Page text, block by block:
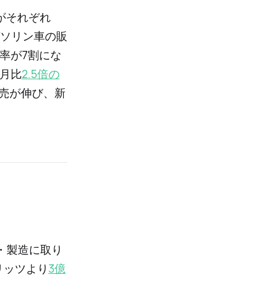
それぞれ
リン車の販
が7割にな
比2.5倍の
が伸び、新
製造に取り
ツより3億